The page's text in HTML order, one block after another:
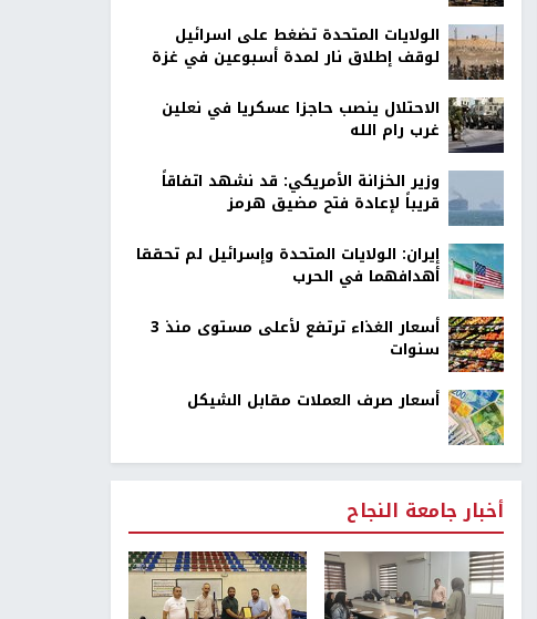
الولايات المتحدة تضغط على اسرائيل
لوقف إطلاق نار لمدة أسبوعين في غزة
الاحتلال ينصب حاجزا عسكريا في نعلين
غرب رام الله
وزير الخزانة الأمريكي: قد نشهد اتفاقاً
قريباً لإعادة فتح مضيق هرمز
إيران: الولايات المتحدة وإسرائيل لم تحققا
أهدافهما في الحرب
أسعار الغذاء ترتفع لأعلى مستوى منذ 3
سنوات
أسعار صرف العملات مقابل الشيكل
أخبار جامعة النجاح